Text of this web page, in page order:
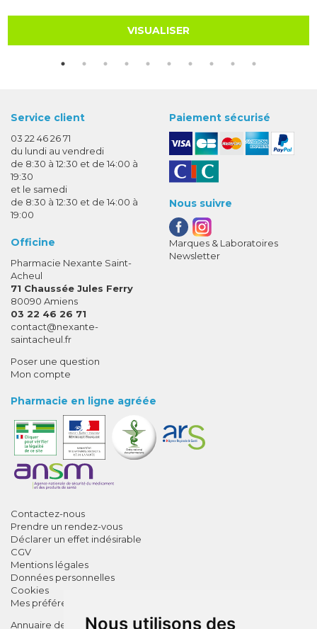
Nous utilisons des
VISUALISER
Service client
03 22 46 26 71
du lundi au vendredi
de 8:30 à 12:30 et de 14:00 à
19:30
et le samedi
de 8:30 à 12:30 et de 14:00 à
19:00
Officine
Pharmacie Nexante Saint-
Acheul
71 Chaussée Jules Ferry
80090 Amiens
03 22 46 26 71
contact-
@-
nexante-
saintacheul.fr
Poser une question
Mon compte
Paiement sécurisé
Nous suivre
Marques & Laboratoires
Newsletter
Pharmacie en ligne agréée
Contactez-nous
Prendre un rendez-vous
Déclarer un effet indésirable
CGV
Mentions légales
Données personnelles
Cookies
Mes préférences Cookies
Annuaire des pharmacies